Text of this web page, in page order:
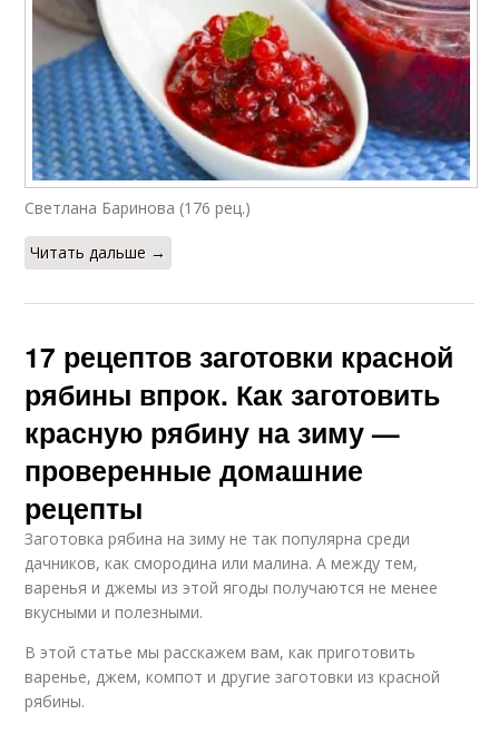
Светлана Баринова (176 рец.)
Читать дальше →
17 рецептов заготовки красной
рябины впрок. Как заготовить
красную рябину на зиму —
проверенные домашние
рецепты
Заготовка рябина на зиму не так популярна среди
дачников, как смородина или малина. А между тем,
варенья и джемы из этой ягоды получаются не менее
вкусными и полезными.
В этой статье мы расскажем вам, как приготовить
варенье, джем, компот и другие заготовки из красной
рябины.